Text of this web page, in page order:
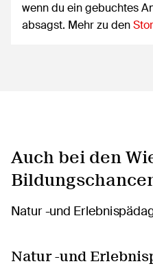
wenn du ein gebuchtes
absagst. Mehr zu den
Auch bei den
Natur -und